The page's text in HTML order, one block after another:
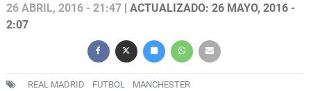
26 ABRIL, 2016 - 21:47 | ACTUALIZADO: 26 MAYO, 2016 -
2:07
REAL MADRID FUTBOL MANCHESTER